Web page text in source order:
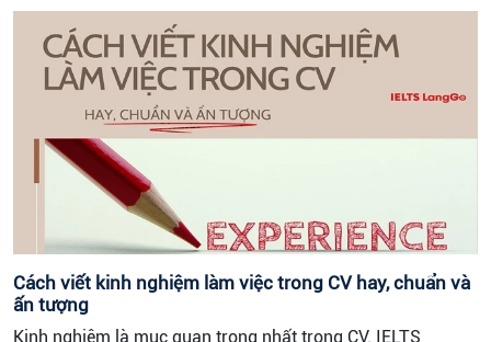
Cách viết kinh nghiệm làm việc trong CV hay, chuẩn và
ấn tượng
Kinh nghiệm là mục quan trọng nhất trong CV. IELTS